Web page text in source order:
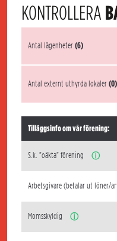
KONTROLLERA
Antal lägenheter(6)
Antal externt uthyrda lokaler(0)
Tilläggsinfo om vår förening:
S.k. "oäkta" förening ⓘ
Arbetsgivare (betalar ut löner/
Momsskyldig ⓘ